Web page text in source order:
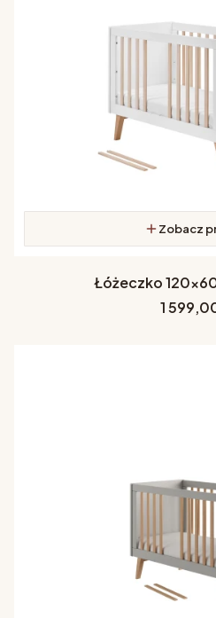
Zobacz
Łóżeczko
Cena
1